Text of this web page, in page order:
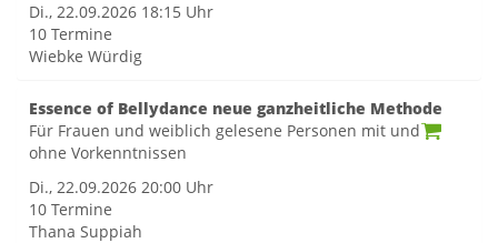
Di., 22.09.2026 18:15 Uhr
10 Termine
Wiebke Würdig
Essence of Bellydance neue ganzheitliche Methode
Für Frauen und weiblich gelesene Personen mit und
ohne Vorkenntnissen
Di., 22.09.2026 20:00 Uhr
10 Termine
Thana Suppiah